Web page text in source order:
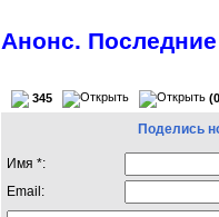
Анонс.
345
Поделись
Имя *:
Email: